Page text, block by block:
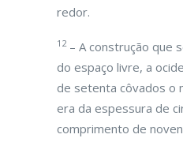
redor.
12– A construção que
do espaço livre, a
de setenta côvados o
era da espessura de
comprimento de